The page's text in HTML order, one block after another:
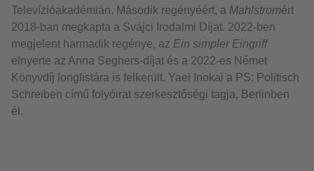
Televízióakadémián. Második regényéért, a Mahlstromért
2018-ban megkapta a Svájci Irodalmi Díjat. 2022-ben
megjelent harmadik regénye, az Ein simpler Eingriff
elnyerte az Anna Seghers-díjat és a 2022-es Német
Könyvdíj longlistára is felkerült. Yael Inokai a PS: Politisch
Schreiben című folyóirat szerkesztőségi tagja, Berlinben
él.